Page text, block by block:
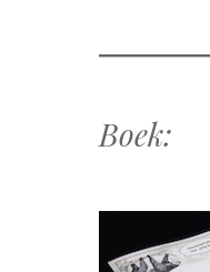
Boek: